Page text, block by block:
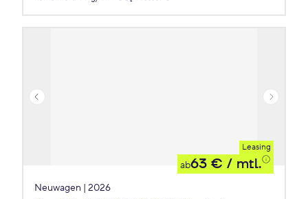
Leasing
ab63 € / mtl.
Neuwagen | 2026